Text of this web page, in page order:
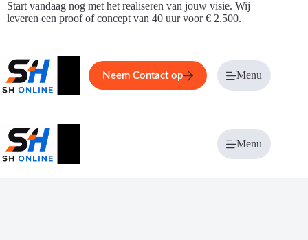
Ga
naar
Start vandaag nog met het realiseren van jouw visie. Wij
leveren een proof of concept van 40 uur voor € 2.500.
Home Service Over ons
Neem Contact op Menu
Menu